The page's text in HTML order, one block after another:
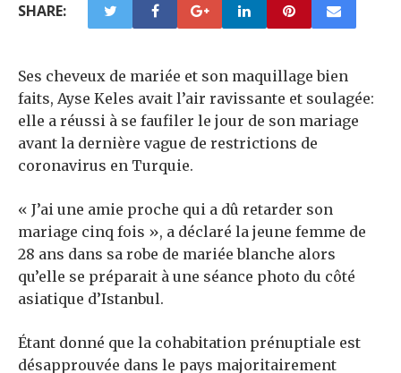
SHARE:
Ses cheveux de mariée et son maquillage bien
faits, Ayse Keles avait l’air ravissante et soulagée:
elle a réussi à se faufiler le jour de son mariage
avant la dernière vague de restrictions de
coronavirus en Turquie.
« J’ai une amie proche qui a dû retarder son
mariage cinq fois », a déclaré la jeune femme de
28 ans dans sa robe de mariée blanche alors
qu’elle se préparait à une séance photo du côté
asiatique d’Istanbul.
Étant donné que la cohabitation prénuptiale est
désapprouvée dans le pays majoritairement